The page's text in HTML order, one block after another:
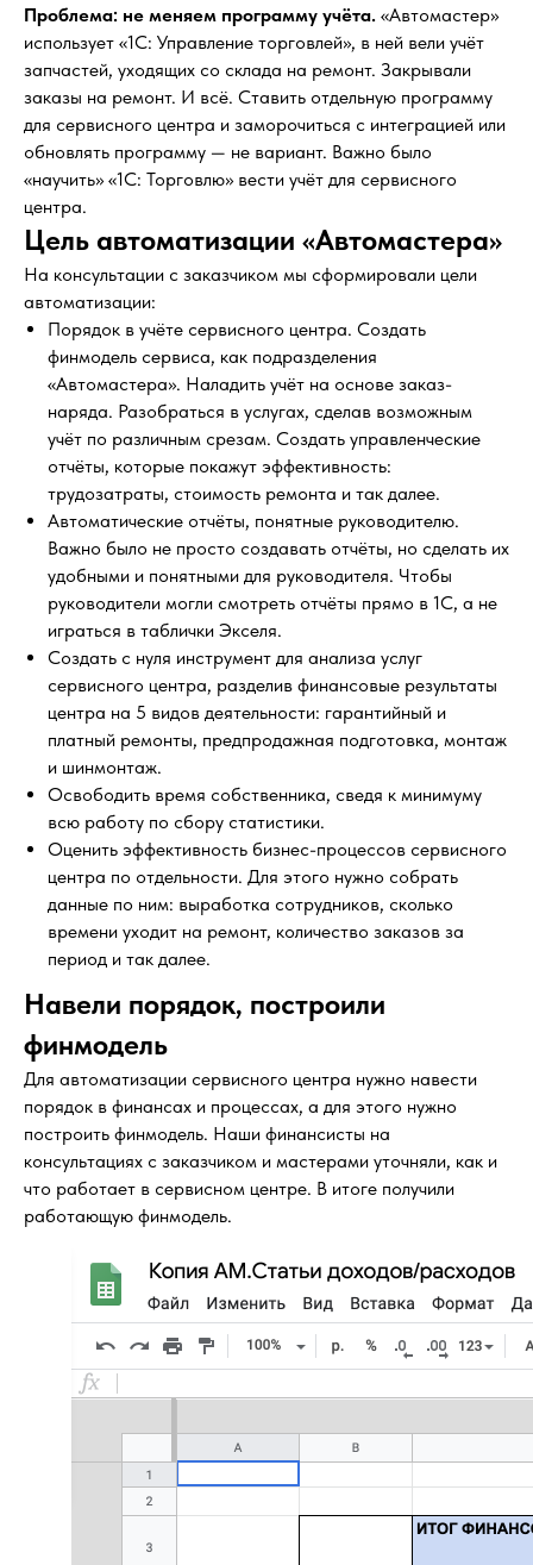
Проблема: не меняем программу учёта. «Автомастер»
использует «1С: Управление торговлей», в ней вели учёт
запчастей, уходящих со склада на ремонт. Закрывали
заказы на ремонт. И всё. Ставить отдельную программу
для сервисного центра и заморочиться с интеграцией или
обновлять программу — не вариант. Важно было
«научить» «1С: Торговлю» вести учёт для сервисного
центра.
Цель автоматизации «Автомастера»
На консультации с заказчиком мы сформировали цели
автоматизации:
Порядок в учёте сервисного центра. Создать
финмодель сервиса, как подразделения
«Автомастера». Наладить учёт на основе заказ-
наряда. Разобраться в услугах, сделав возможным
учёт по различным срезам. Создать управленческие
отчёты, которые покажут эффективность:
трудозатраты, стоимость ремонта и так далее.
Автоматические отчёты, понятные руководителю.
Важно было не просто создавать отчёты, но сделать их
удобными и понятными для руководителя. Чтобы
руководители могли смотреть отчёты прямо в 1С, а не
играться в таблички Экселя.
Создать с нуля инструмент для анализа услуг
сервисного центра, разделив финансовые результаты
центра на 5 видов деятельности: гарантийный и
платный ремонты, предпродажная подготовка, монтаж
и шинмонтаж.
Освободить время собственника, сведя к минимуму
всю работу по сбору статистики.
Оценить эффективность бизнес-процессов сервисного
центра по отдельности. Для этого нужно собрать
данные по ним: выработка сотрудников, сколько
времени уходит на ремонт, количество заказов за
период и так далее.
Навели порядок, построили
финмодель
Для автоматизации сервисного центра нужно навести
порядок в финансах и процессах, а для этого нужно
построить финмодель. Наши финансисты на
консультациях с заказчиком и мастерами уточняли, как и
что работает в сервисном центре. В итоге получили
работающую финмодель.